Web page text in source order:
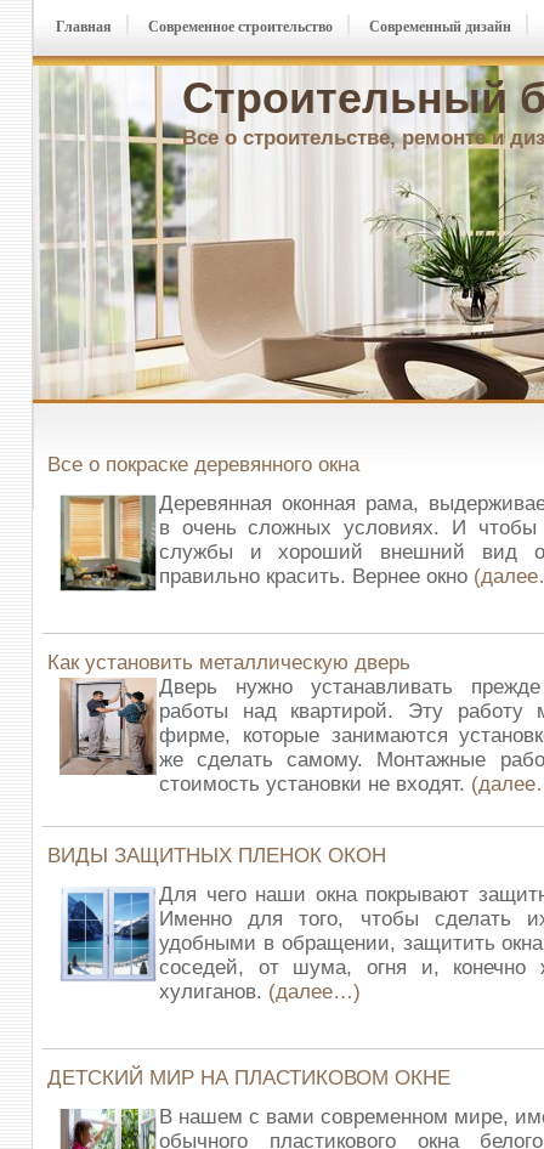
Строительный
Все о строительстве, ремонте и
Главная Современное строительство Современный дизайн
Все о покраске деревянного окна
Деревянная оконная рама,
в очень сложных условиях. И чтобы
службы и хороший внешний вид
правильно красить. Вернее окно
Как установить металлическую дверь
Дверь нужно устанавливать
работы над квартирой. Эту работу
фирме, которые занимаются
же сделать самому. Монтажные
стоимость установки не входят.
ВИДЫ ЗАЩИТНЫХ ПЛЕНОК ОКОН
Для чего наши окна покрывают
Именно для того, чтобы сделать
удобными в обращении, защитить
соседей, от шума, огня и,
хулиганов. (далее…)
ДЕТСКИЙ МИР НА ПЛАСТИКОВОМ ОКНЕ
В нашем с вами современном мире,
обычного пластикового окна